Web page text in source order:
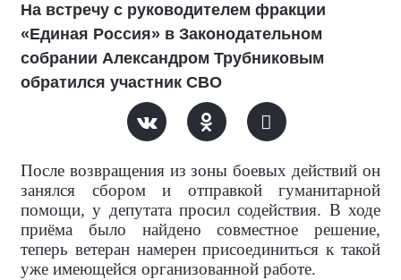
На встречу с руководителем фракции
«Единая Россия» в Законодательном
собрании Александром Трубниковым
обратился участник СВО
После возвращения из зоны боевых действий он
занялся сбором и отправкой гуманитарной
помощи, у депутата просил содействия. В ходе
приёма было найдено совместное решение,
теперь ветеран намерен присоединиться к такой
уже имеющейся организованной работе.